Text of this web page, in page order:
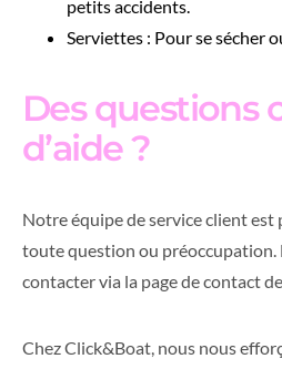
petits accidents.
Serviettes : Pour se sécher
Des questions
d’aide ?
Notre équipe de service client est
toute question ou préoccupation.
contacter via la page de contact
Chez Click&Boat, nous nous